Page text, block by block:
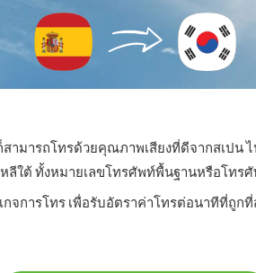
มารถโทรด้วยคุณภาพเสียงที่ดีจากสเปน ไ
ลีใต้ ทั้งหมายเลขโทรศัพท์พื้นฐานหรือโทร
จการโทร เพื่อรับอัตราค่าโทรต่อนาทีที่ถูก